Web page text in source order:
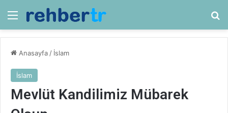
Menü
Anasayfa / İslam
İslam
Mevlüt Kandilimiz Mübarek